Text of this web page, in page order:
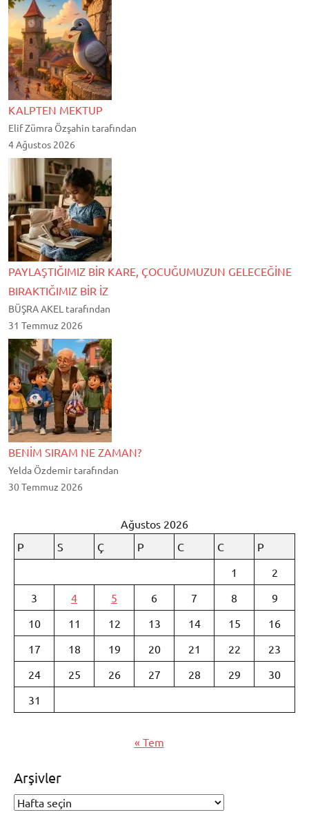
KALPTEN MEKTUP
Elif Zümra Özşahin tarafından
4 Ağustos 2026
PAYLAŞTIĞIMIZ BİR KARE, ÇOCUĞUMUZUN GELECEĞİNE
BIRAKTIĞIMIZ BİR İZ
BÜŞRA AKEL tarafından
31 Temmuz 2026
BENİM SIRAM NE ZAMAN?
Yelda Özdemir tarafından
30 Temmuz 2026
Ağustos 2026
P
S Ç P C C
P
1
2
3
4 5 6 7 8
9
10
11 12 13 14 15
16
17
18 19 20 21 22
23
24
25 26 27 28 29
30
31
« Tem
Arşivler